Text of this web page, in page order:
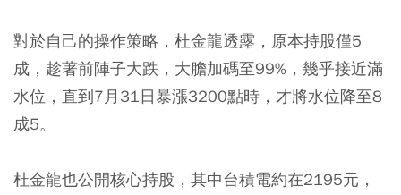
對於自己的操作策略，杜金龍透露，原本持股僅5
成，趁著前陣子大跌，大膽加碼至99%，幾乎接近滿
水位，直到7月31日暴漲3200點時，才將水位降至8
成5。
杜金龍也公開核心持股，其中台積電約在2195元，